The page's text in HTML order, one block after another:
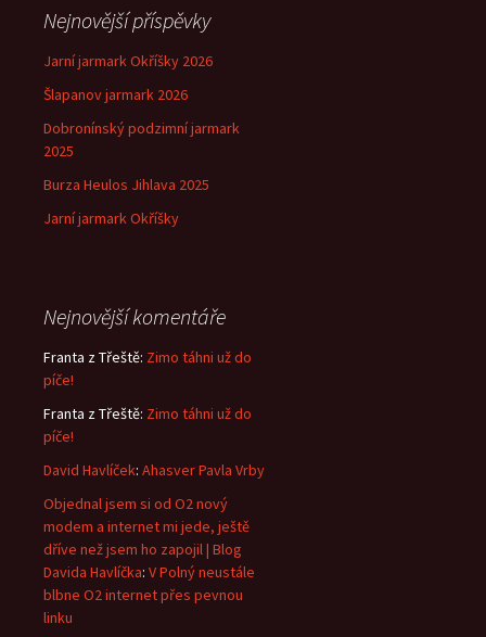
Nejnovější příspěvky
Jarní jarmark Okříšky 2026
Šlapanov jarmark 2026
Dobronínský podzimní jarmark
2025
Burza Heulos Jihlava 2025
Jarní jarmark Okříšky
Nejnovější komentáře
Franta z Třeště: Zimo táhni už do
píče!
Franta z Třeště: Zimo táhni už do
píče!
David Havlíček: Ahasver Pavla Vrby
Objednal jsem si od O2 nový
modem a internet mi jede, ještě
dříve než jsem ho zapojil | Blog
Davida Havlíčka: V Polný neustále
blbne O2 internet přes pevnou
linku